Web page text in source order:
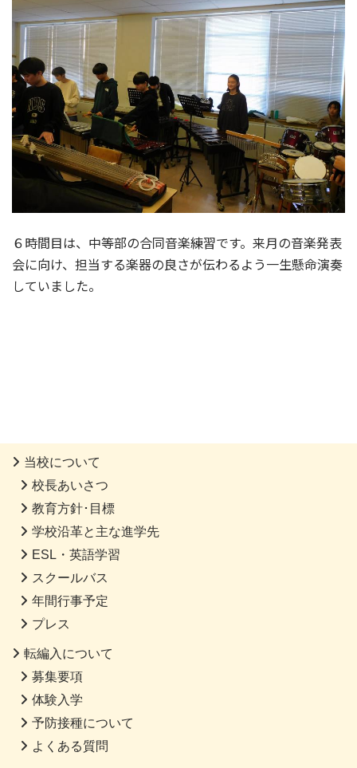
６時間目は、中等部の合同音楽練習です。来月の音楽発表
会に向け、担当する楽器の良さが伝わるよう一生懸命演奏
していました。
当校について
校長あいさつ
教育方針･目標
学校沿革と主な進学先
ESL・英語学習
スクールバス
年間行事予定
プレス
転編入について
募集要項
体験入学
予防接種について
よくある質問